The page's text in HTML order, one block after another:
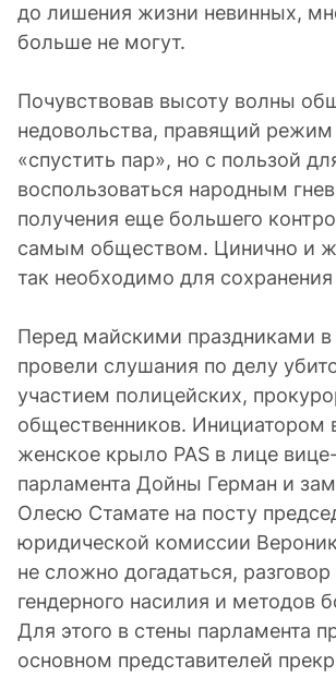
до лишения жизни невинных,
больше не могут.
Почувствовав высоту волны
недовольства, правящий
«спустить пар», но с пользой
воспользоваться народным
получения еще большего
самым обществом. Цинично и
так необходимо для сохранения
Перед майскими праздниками в
провели слушания по делу
участием полицейских,
общественников. Инициатором
женское крыло PAS в лице
парламента Дойны Герман и
Олесю Стамате на посту
юридической комиссии
не сложно догадаться,
гендерного насилия и методов
Для этого в стены парламента
основном представителей